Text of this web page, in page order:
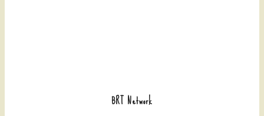
BRT Network